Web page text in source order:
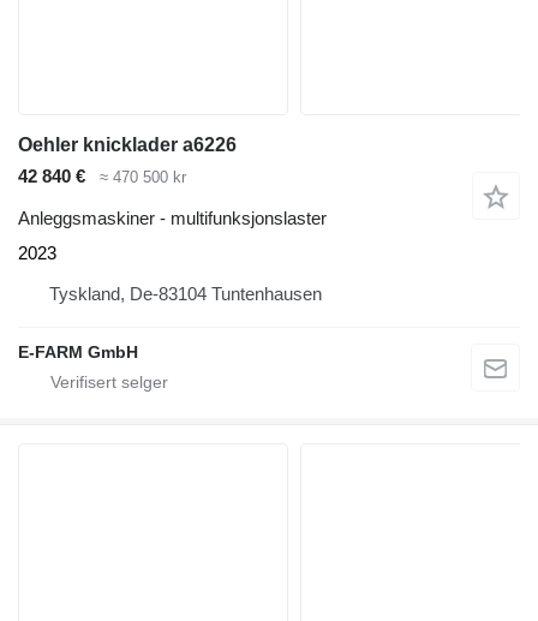
Oehler knicklader a6226
42 840 €
≈ 470 500 kr
Anleggsmaskiner - multifunksjonslaster
2023
Tyskland, De-83104 Tuntenhausen
E-FARM GmbH